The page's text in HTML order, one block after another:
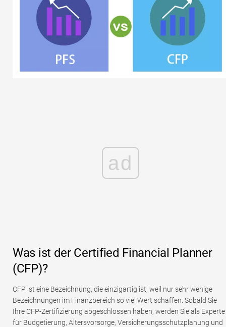
ad
Was ist der Certified Financial Planner
(CFP)?
CFP ist eine Bezeichnung, die einzigartig ist, weil nur sehr wenige
Bezeichnungen im Finanzbereich so viel Wert schaffen. Sobald Sie
Ihre CFP-Zertifizierung abgeschlossen haben, werden Sie als Experte
für Budgetierung, Altersvorsorge, Versicherungsschutzplanung und